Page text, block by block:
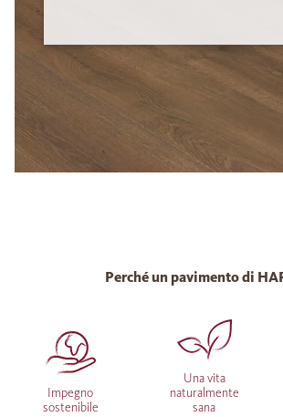
Perché un pavimento di
Impegno
sostenibile
Una vita
naturalmente
sana